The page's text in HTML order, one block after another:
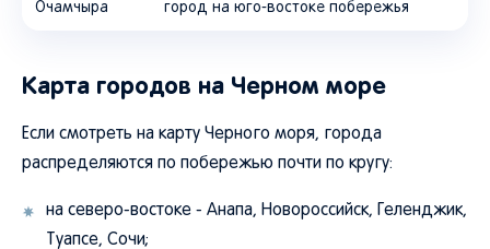
Очамчыра город на юго-востоке побережья
Карта городов на Черном море
Если смотреть на карту Черного моря, города
распределяются по побережью почти по кругу:
на северо-востоке - Анапа, Новороссийск, Геленджик,
Туапсе, Сочи;